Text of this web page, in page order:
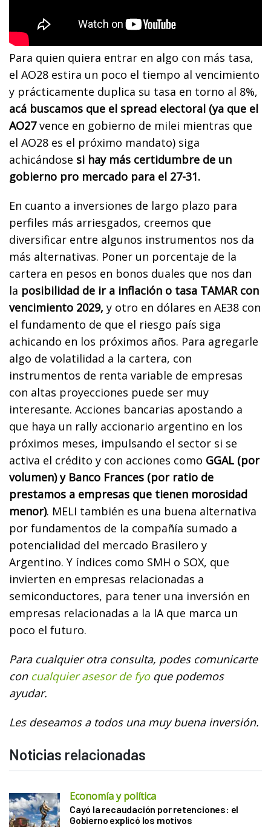
Para quien quiera entrar en algo con más tasa,
el AO28 estira un poco el tiempo al vencimiento
y prácticamente duplica su tasa en torno al 8%,
acá buscamos que el spread electoral (ya que el
AO27vence en gobierno de milei mientras que
el AO28 es el próximo mandato) siga
achicándose si hay más certidumbre de un
gobierno pro mercado para el 27-31.
En cuanto a inversiones de largo plazo para
perfiles más arriesgados, creemos que
diversificar entre algunos instrumentos nos da
más alternativas. Poner un porcentaje de la
cartera en pesos en bonos duales que nos dan
la posibilidad de ir a inflación o tasa TAMAR con
vencimiento 2029, y otro en dólares en AE38 con
el fundamento de que el riesgo país siga
achicando en los próximos años. Para agregarle
algo de volatilidad a la cartera, con
instrumentos de renta variable de empresas
con altas proyecciones puede ser muy
interesante. Acciones bancarias apostando a
que haya un rally accionario argentino en los
próximos meses, impulsando el sector si se
activa el crédito y con acciones como GGAL (por
volumen) y Banco Frances (por ratio de
prestamos a empresas que tienen morosidad
menor). MELI también es una buena alternativa
por fundamentos de la compañía sumado a
potencialidad del mercado Brasilero y
Argentino. Y índices como SMH o SOX, que
invierten en empresas relacionadas a
semiconductores, para tener una inversión en
empresas relacionadas a la IA que marca un
poco el futuro.
Para cualquier otra consulta, podes comunicarte
con cualquier asesor de fyoque podemos
ayudar.
Les deseamos a todos una muy buena inversión.
Noticias relacionadas
Economía y política
Cayó la recaudación por retenciones: el
Gobierno explicó los motivos